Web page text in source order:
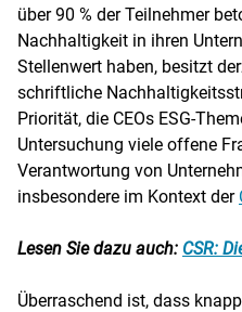
über 90 % der Teilnehmer
Nachhaltigkeit in ihren
Stellenwert haben, besitzt
schriftliche
Priorität, die CEOs ESG-
Untersuchung viele offene
Verantwortung von
insbesondere im Kontext der
Lesen Sie dazu auch: CSR:
Überraschend ist, dass